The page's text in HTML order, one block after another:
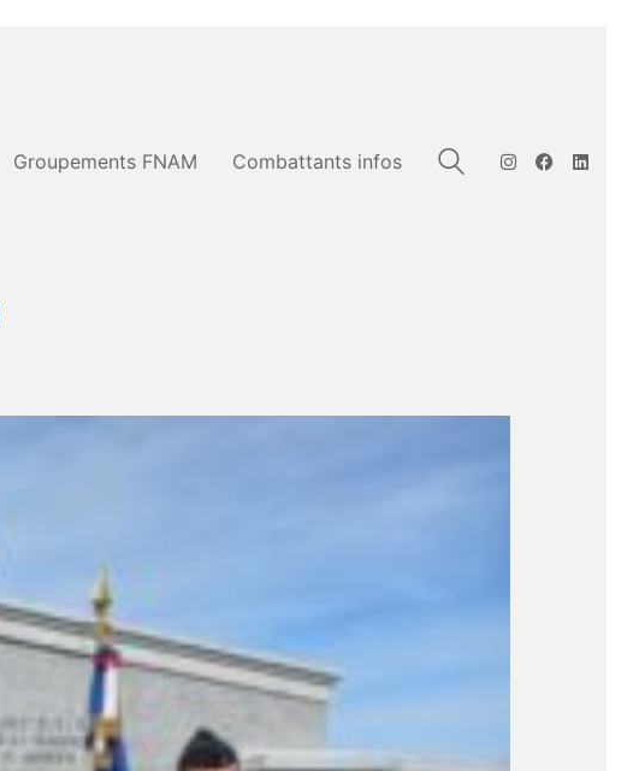
Groupements FNAM Combattants infos